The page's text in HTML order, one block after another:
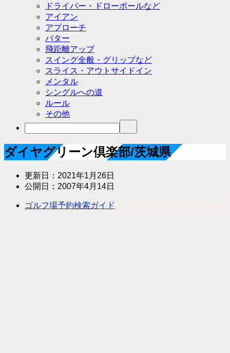
ドライバー・ドローボールなど
アイアン
アプローチ
パター
飛距離アップ
スイング全般・グリップなど
スライス・アウトサイドイン
メンタル
シングルへの道
ルール
その他
ダイヤグリーン倶楽部/茨城県
更新日： 2021年1月26日
公開日： 2007年4月14日
ゴルフ場予約検索ガイド